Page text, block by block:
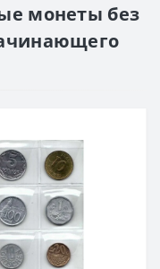
монеты без